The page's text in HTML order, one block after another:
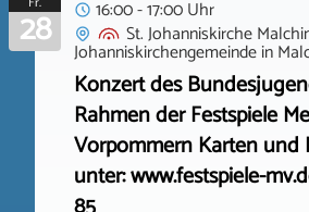
28
16:00 - 17:00 Uhr
St. Johanniskirche
Johanniskirchengemeindein
Konzert des
Rahmen der Festspiele
Vorpommern Karten
unter: www.festspiele-